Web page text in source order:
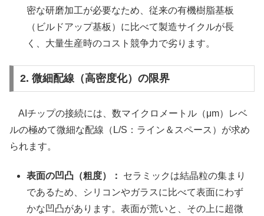
密な研磨加工が必要なため、従来の有機樹脂基板
（ビルドアップ基板）に比べて製造サイクルが長
く、大量生産時のコスト競争力で劣ります。
2. 微細配線（高密度化）の限界
AIチップの接続には、数マイクロメートル（μm）レベ
ルの極めて微細な配線（L/S：ライン＆スペース）が求め
られます。
表面の凹凸（粗度）：
セラミックは結晶粒の集まり
であるため、シリコンやガラスに比べて表面にわず
かな凹凸があります。表面が荒いと、その上に超微